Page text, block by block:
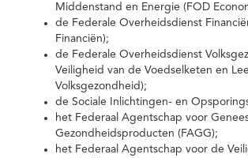
Middenstand en Energie (FOD
de Federale Overheidsdienst
Financiën);
de Federale Overheidsdienst
Veiligheid van de Voedselketen en
Volksgezondheid);
de Sociale Inlichtingen- en
het Federaal Agentschap voor
Gezondheidsproducten (FAGG);
het Federaal Agentschap voor de